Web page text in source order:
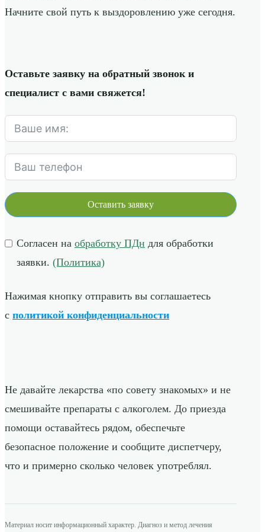
Начните свой путь к выздоровлению уже сегодня.
Оставьте заявку на обратный звонок и
специалист с вами свяжется!
Оставить заявку
Согласен на обработку ПДн для обработки
заявки. (Политика)
Нажимая кнопку отправить вы соглашаетесь
с политикой конфиденциальности
Не давайте лекарства «по совету знакомых» и не
смешивайте препараты с алкоголем. До приезда
помощи оставайтесь рядом, обеспечьте
безопасное положение и сообщите диспетчеру,
что и примерно сколько человек употреблял.
Материал носит информационный характер. Диагноз и метод лечения